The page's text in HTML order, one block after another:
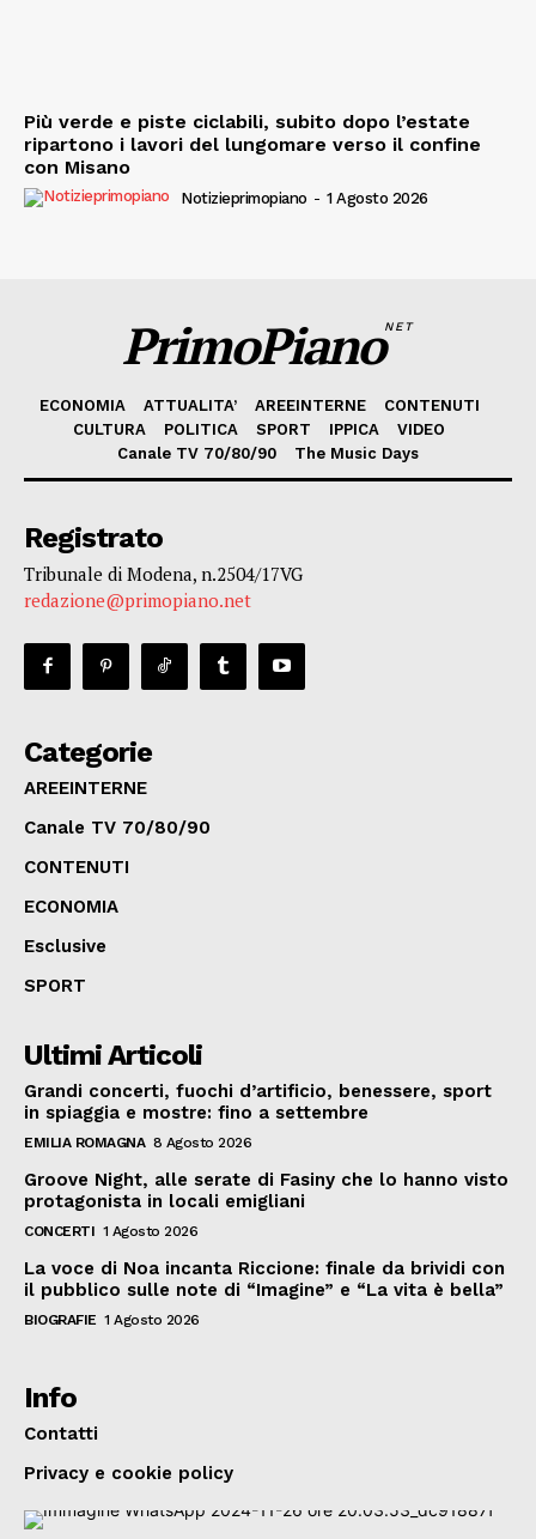
Più verde e piste ciclabili, subito dopo l’estate
ripartono i lavori del lungomare verso il confine
con Misano
Notizieprimopiano - 1 Agosto 2026
PrimoPianoNET
ECONOMIA ATTUALITA’ AREEINTERNE
CONTENUTI
CULTURA
POLITICA SPORT IPPICA
VIDEO
Canale TV 70/80/90
The Music Days
Registrato
Tribunale di Modena, n.2504/17VG
redazione@primopiano.net
Categorie
AREEINTERNE
Canale TV 70/80/90
CONTENUTI
ECONOMIA
Esclusive
SPORT
Ultimi Articoli
Grandi concerti, fuochi d’artificio, benessere, sport
in spiaggia e mostre: fino a settembre
EMILIA ROMAGNA 8 Agosto 2026
Groove Night, alle serate di Fasiny che lo hanno visto
protagonista in locali emigliani
CONCERTI 1 Agosto 2026
La voce di Noa incanta Riccione: finale da brividi con
il pubblico sulle note di “Imagine” e “La vita è bella”
BIOGRAFIE 1 Agosto 2026
Info
Contatti
Privacy e cookie policy